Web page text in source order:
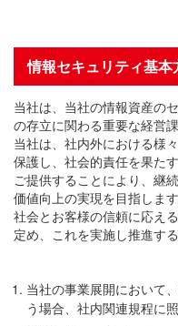
情報セキュリティ基本
当社は、当社の情報資産の
の存立に関わる重要な経営
当社は、社内外における様
保護し、社会的責任を果た
ご提供することにより、継
価値向上の実現を目指します
社会とお客様の信頼に応え
定め、これを実施し推進す
当社の事業展開において
う場合、社内関連規程に